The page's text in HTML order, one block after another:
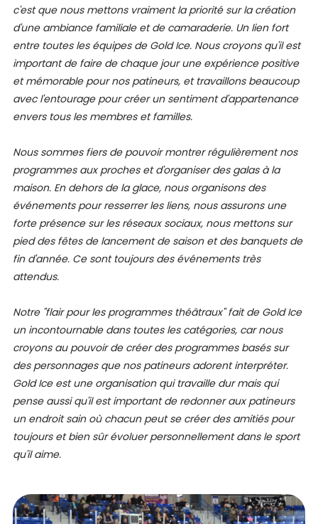
c'est que nous mettons vraiment la priorité sur la création
d'une ambiance familiale et de camaraderie. Un lien fort
entre toutes les équipes de Gold Ice. Nous croyons qu'il est
important de faire de chaque jour une expérience positive
et mémorable pour nos patineurs, et travaillons beaucoup
avec l'entourage pour créer un sentiment d'appartenance
envers tous les membres et familles.
Nous sommes fiers de pouvoir montrer régulièrement nos
programmes aux proches et d'organiser des galas à la
maison. En dehors de la glace, nous organisons des
événements pour resserrer les liens, nous assurons une
forte présence sur les réseaux sociaux, nous mettons sur
pied des fêtes de lancement de saison et des banquets de
fin d'année. Ce sont toujours des événements très
attendus.
Notre "flair pour les programmes théâtraux" fait de Gold Ice
un incontournable dans toutes les catégories, car nous
croyons au pouvoir de créer des programmes basés sur
des personnages que nos patineurs adorent interpréter.
Gold Ice est une organisation qui travaille dur mais qui
pense aussi qu'il est important de redonner aux patineurs
un endroit sain où chacun peut se créer des amitiés pour
toujours et bien sûr évoluer personnellement dans le sport
qu'il aime.